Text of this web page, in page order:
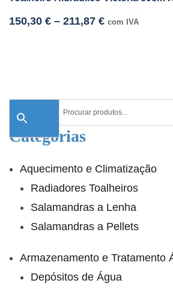
150,30 € – 211,87 € com IVA
Categorias
Aquecimento e Climatização
Radiadores Toalheiros
Salamandras a Lenha
Salamandras a Pellets
Armazenamento e Tratamento
Depósitos de Água